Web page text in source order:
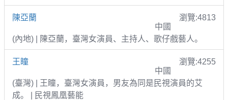
陳亞蘭
瀏覽:4813
中國
(內地) | 陳亞蘭，臺灣女演員、主持人、歌仔戲藝人。
王瞳
瀏覽:4255
中國
(臺灣) | 王瞳，臺灣女演員，男友為同是民視演員的艾
成。 | 民視鳳凰藝能